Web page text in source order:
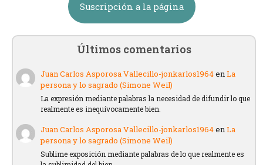
Suscripción a la página
Últimos comentarios
Juan Carlos Asporosa Vallecillo-jonkarlos1964enLa
persona y lo sagrado (Simone Weil)
La expresión mediante palabras la necesidad de difundir lo que
realmente es inequívocamente bien.
Juan Carlos Asporosa Vallecillo-jonkarlos1964enLa
persona y lo sagrado (Simone Weil)
Sublime exposición mediante palabras de lo que realmente es